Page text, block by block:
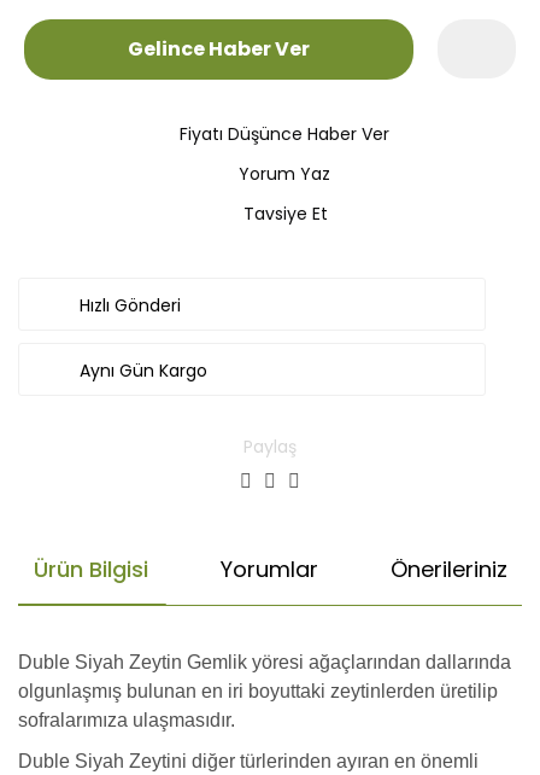
Gelince Haber Ver
Fiyatı Düşünce Haber Ver
Yorum Yaz
Tavsiye Et
Hızlı Gönderi
Aynı Gün Kargo
Paylaş
Ürün Bilgisi Yorumlar Önerileriniz
Duble Siyah Zeytin Gemlik yöresi ağaçlarından dallarında
olgunlaşmış bulunan en iri boyuttaki zeytinlerden üretilip
sofralarımıza ulaşmasıdır.
Duble Siyah Zeytini diğer türlerinden ayıran en önemli